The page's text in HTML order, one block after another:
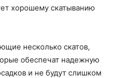
хорошему скатыванию
несколько скатов,
обеспечат надежную
и не будут слишком